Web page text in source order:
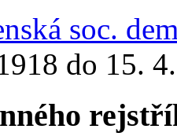
soc.
do 15.